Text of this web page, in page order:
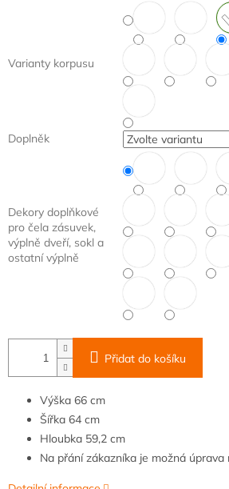
Varianty korpusu
Doplněk
Dekory doplňkové
pro čela zásuvek,
výplně dveří, sokl a
ostatní výplně
Přidat do košíku
Výška 66 cm
Šířka 64 cm
Hloubka 59,2 cm
Na přání zákazníka je možná úprava